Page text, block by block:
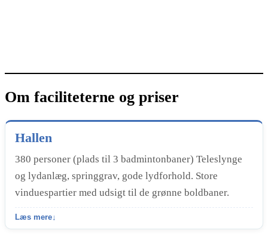
Om faciliteterne og priser
Hallen
380 personer (plads til 3 badmintonbaner) Teleslynge
og lydanlæg, springgrav, gode lydforhold. Store
vinduespartier med udsigt til de grønne boldbaner.
Læs mere ↓